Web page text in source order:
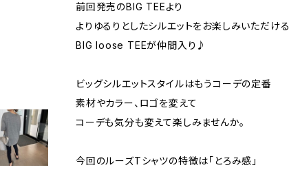
前回発売のBIG TEEより
よりゆるりとしたシルエットをお楽しみいただける
BIG loose TEEが仲間入り♪
ビッグシルエットスタイルはもうコーデの定番
素材やカラー、ロゴを変えて
コーデも気分も変えて楽しみませんか。
今回のルーズTシャツの特徴は「とろみ感」